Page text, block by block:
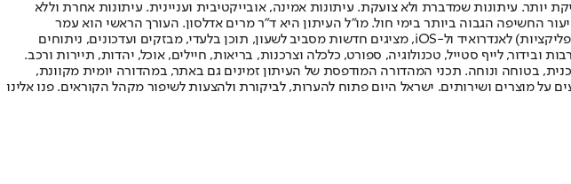
יותר. עיתונות שמדברת ולא צועקת. עיתונות אמינה, אובייקטיבית ועניינית. עיתונות אחרת וללא
2010 הפך "ישראל היום" לעיתון הישראלי בעל שיעור החשיפה הגבוה ביותר בימי חול. מו"ל העיתון היא ד"ר מרים אדלסון. העורך הראשי הוא עמר
לחמנוביץ, והעורך המייסד הוא עמוס רגב. אתרי האינטרנט של "ישראל היום" בעברית ובאנגלית, כמו כן היישומונים (אפליקציות) לאנדרואיד ול-iOS, מציגים חדשות מסביב לשעון, תוכן בלעדי, מבזקים ועדכונים, ניתוחים
ובידור, לייף סטייל, טכנולוגיה, ספורט, כלכלה וצרכנות, בריאות, חיילים, אוכל, יהדות, תיירות ורכב.
בטוחה ונוחה. תכני המהדורה המודפסת של העיתון זמינים גם באתר, במהדורה יומית מקוונת,
מוצרים ושירותים. ישראל היום פתוח להערות, לביקורת ולהצעות לשיפור מקהל הקוראים. פנו אלינו